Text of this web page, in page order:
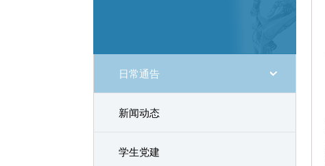
日常通告
新闻动态
学生党建